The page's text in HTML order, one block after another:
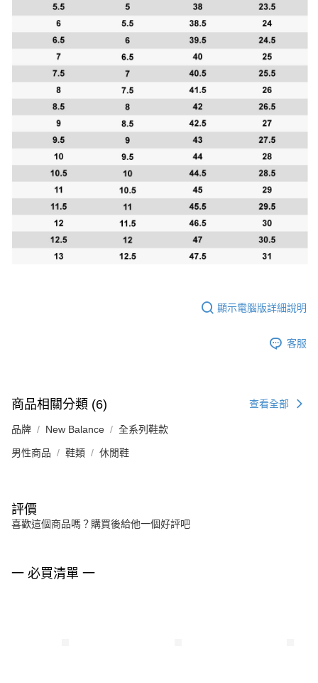
顯示電腦版詳細說明
客服
商品相關分類 (6) 查看全部
品牌 New Balance 全系列鞋款
男性商品 鞋類 休閒鞋
評價
喜歡這個商品嗎？購買後給他一個好評吧
一 必買清單 一